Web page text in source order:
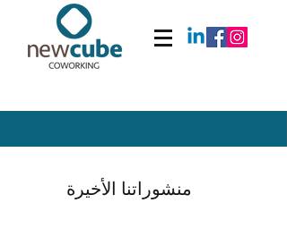
منشوراتنا الأخيرة